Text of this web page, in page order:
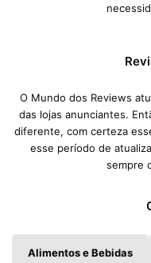
O Mundo dos Reviews
das lojas anunciantes.
diferente, com certeza
esse período de
sempre
Alimentos e Bebidas